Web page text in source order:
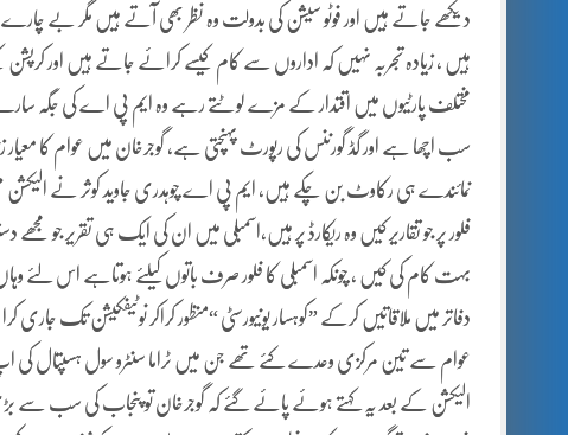
دیکھے جاتے ہیں اور فوٹو سیشن کی بدولت وہ نظر بھی آتے ہیں مگر بے
ہیں ، زیادہ تجربہ نہیں کہ اداروں سے کام کیسے کرائے جاتے ہیں اور
مختلف پارٹیوں میں اقتدار کے مزے لوٹتے رہے وہ ایم پی اے کی جگہ
سب اچھا ہے اور گڈ گورننس کی رپورٹ پہنچتی ہے، گوجرخان میں عوام کا معیار
نمائندے ہی رکاوٹ بن چکے ہیں، ایم پی اے چوہدری جاوید کوثر نے
فلور پر جو تقاریر کیں وہ ریکارڈ پر ہیں،اسمبلی میں ان کی ایک ہی تقریر جو
بہت کام کی کیں ، چونکہ اسمبلی کا فلور صرف باتوں کیلئے ہوتاہے اس لئے
دفاتر میں ملاقاتیں کرکے ”کوہسار یونیورسٹی “منظور کراکر نوٹیفکیشن تک
عوام سے تین مرکزی وعدے کئے تھے جن میں ٹراما سنٹرو سول ہسپتال کی اپ
الیکشن کے بعد یہ کہتے ہوئے پائے گئے کہ گوجرخان تو پنجاب کی سب سے